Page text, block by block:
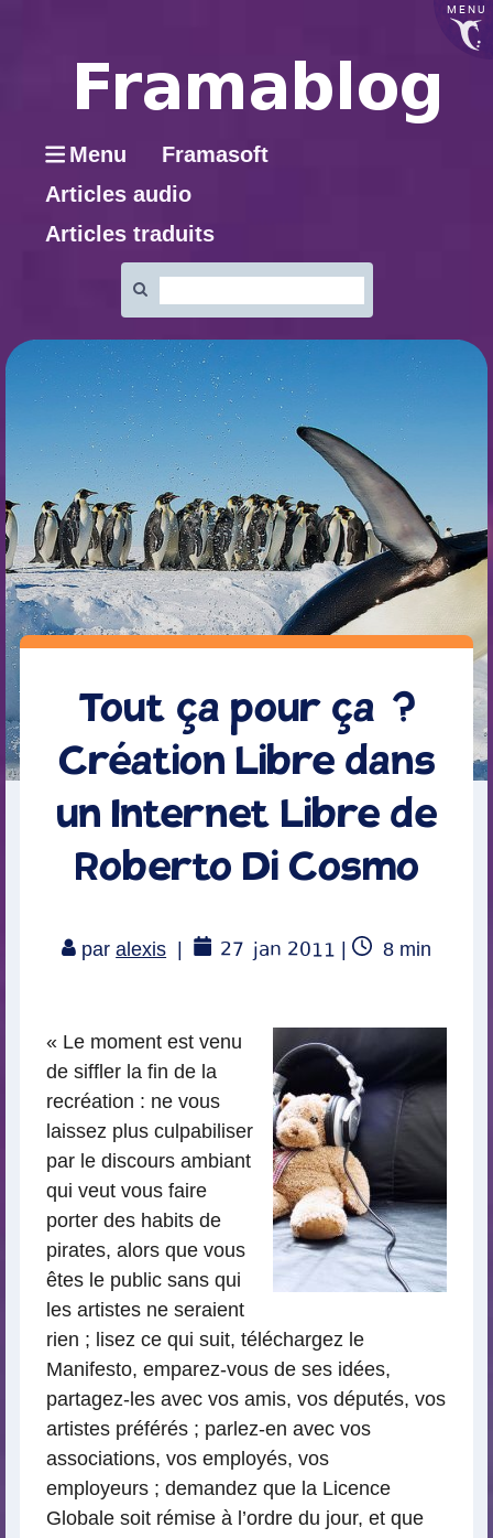
MENU
Menu
Framasoft
Articles audio
Articles traduits
:
Tout ça pour ça ?
Création Libre dans
un Internet Libre de
Roberto Di Cosmo
paralexis 27 jan 2011
Temps
8min
« Le moment est venu
de siffler la fin de la
recréation : ne vous
laissez plus culpabiliser
par le discours ambiant
qui veut vous faire
porter des habits de
pirates, alors que vous
êtes le public sans qui
les artistes ne seraient
rien ; lisez ce qui suit, téléchargez le
Manifesto, emparez-vous de ses idées,
partagez-les avec vos amis, vos députés, vos
artistes préférés ; parlez-en avec vos
associations, vos employés, vos
employeurs ; demandez que la Licence
Globale soit rémise à l’ordre du jour, et que